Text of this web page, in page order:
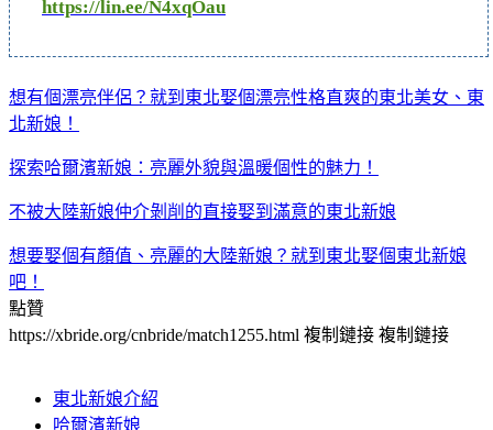
https://lin.ee/N4xqOau
想有個漂亮伴侶？就到東北娶個漂亮性格直爽的東北美女、東
北新娘！
探索哈爾濱新娘：亮麗外貌與溫暖個性的魅力！
不被大陸新娘仲介剝削的直接娶到滿意的東北新娘
想要娶個有顏值、亮麗的大陸新娘？就到東北娶個東北新娘
吧！
點贊
https://xbride.org/cnbride/match1255.html 複制鏈接 複制鏈接
東北新娘介紹
哈爾濱新娘